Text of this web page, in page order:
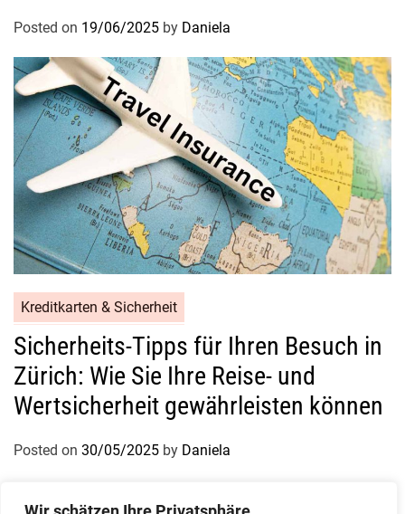
Posted on 19/06/2025 by Daniela
Kreditkarten & Sicherheit
Sicherheits-Tipps für Ihren Besuch in
Zürich: Wie Sie Ihre Reise- und
Wertsicherheit gewährleisten können
Posted on 30/05/2025 by Daniela